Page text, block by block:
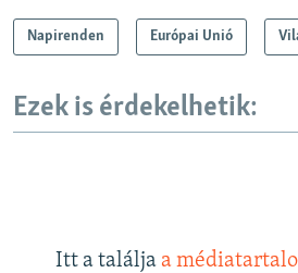
Napirenden Európai Unió
Ezek is érdekelhetik:
Itt a találja a